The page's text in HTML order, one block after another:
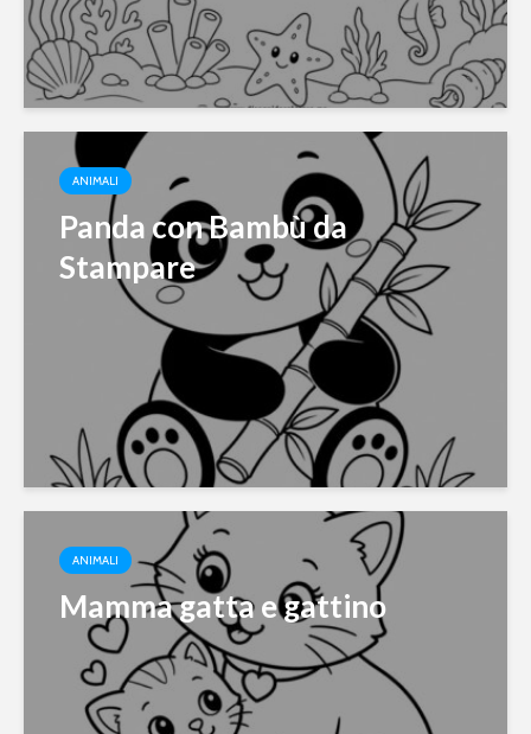
ANIMALI
Panda con Bambù da
Stampare
ANIMALI
Mamma gatta e gattino